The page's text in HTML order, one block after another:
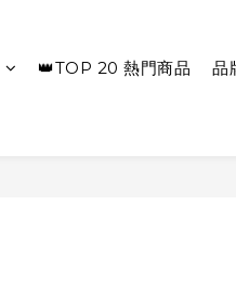
👑TOP 20 熱門商品 品